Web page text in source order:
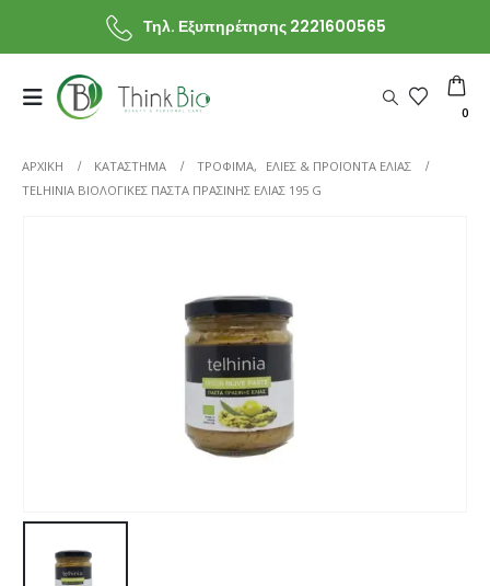
Τηλ. Εξυπηρέτησης 2221600565
0
ΑΡΧΙΚΗ ΚΑΤΆΣΤΗΜΑ ΤΡΟΦΙΜΑ,
ΕΛΙΕΣ & ΠΡΟΪΟΝΤΑ ΕΛΙΑΣ
TELHINIA ΒΙΟΛΟΓΙΚΈΣ ΠΆΣΤΑ ΠΡΆΣΙΝΗΣ ΕΛΙΆΣ 195 G